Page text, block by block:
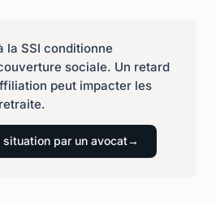
la SSI conditionne
sociale. Un retard
peut impacter les
situation par un avocat